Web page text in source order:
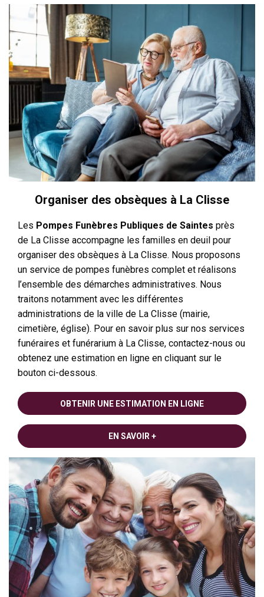
Organiser des obsèques à La Clisse
Les Pompes Funèbres Publiques de Saintes près
de La Clisse accompagne les familles en deuil pour
organiser des obsèques à La Clisse. Nous proposons
un service de pompes funèbres complet et réalisons
l’ensemble des démarches administratives. Nous
traitons notamment avec les différentes
administrations de la ville de La Clisse (mairie,
cimetière, église). Pour en savoir plus sur nos services
funéraires et funérarium à La Clisse, contactez-nous ou
obtenez une estimation en ligne en cliquant sur le
bouton ci-dessous.
OBTENIR UNE ESTIMATION EN LIGNE
EN SAVOIR +